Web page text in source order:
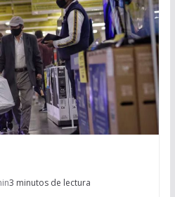
3 minutos de lectura